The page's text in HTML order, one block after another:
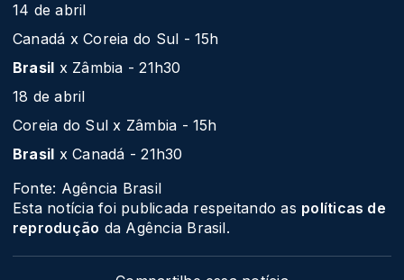
14 de abril
Canadá x Coreia do Sul - 15h
Brasil x Zâmbia - 21h30
18 de abril
Coreia do Sul x Zâmbia - 15h
Brasil x Canadá - 21h30
Fonte: Agência Brasil
Esta notícia foi publicada respeitando as políticas de
reprodução da Agência Brasil.